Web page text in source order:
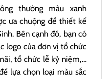
thường màu xanh
ưa chuộng để thiết kế
Bên cạnh đó, bạn có
logo của đơn vị tổ chức
tổ chức lễ kỷ niệm,…
lựa chọn loại màu sắc